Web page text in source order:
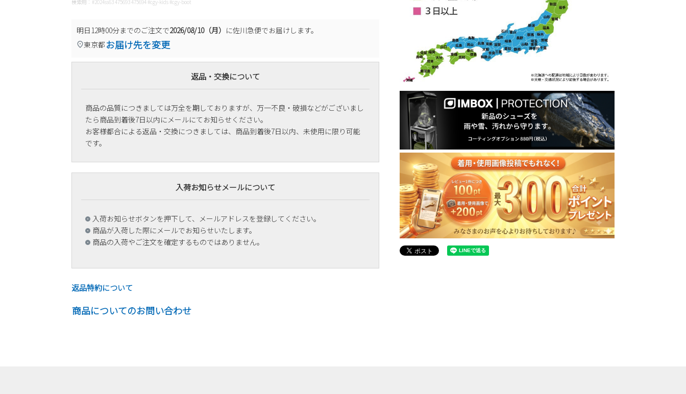
検索用：#2024ss63 475693 475694 #cgy-kids #cgy-boot
明日12時00分までのご注文で2026/08/10（月） に佐川急便でお届けします。
東京都 お届け先を変更
返品・交換について
商品の品質につきましては万全を期しておりますが、万一不良・破損などがございまし
たら商品到着後7日以内にメールにてお知らせください。
お客様都合による返品・交換につきましては、商品到着後7日以内、未使用に限り可能
です。
入荷お知らせメールについて
入荷お知らせボタンを押下して、メールアドレスを登録してください。
商品が入荷した際にメールでお知らせいたします。
商品の入荷やご注文を確定するものではありません。
返品特約について
商品についてのお問い合わせ